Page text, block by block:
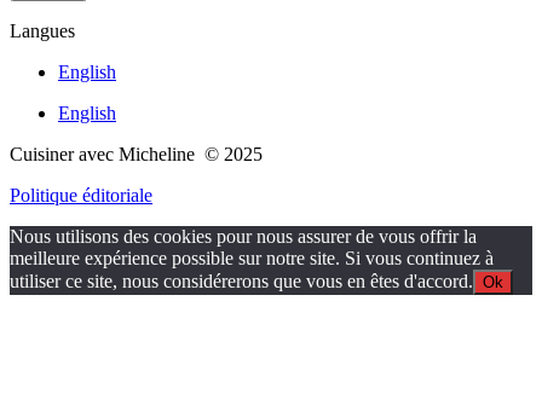
Langues
English
English
Cuisiner avec Micheline © 2025
Politique éditoriale
Nous utilisons des cookies pour nous assurer de vous offrir la
meilleure expérience possible sur notre site. Si vous continuez à
utiliser ce site, nous considérerons que vous en êtes d'accord. Ok